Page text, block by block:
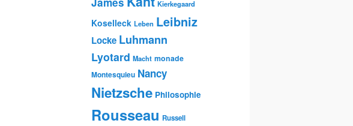
Kierkegaard
Koselleck Leben Leibniz
Locke Luhmann
Lyotard Macht monade
Montesquieu Nancy
Nietzsche Philosophie
Rousseau Russell